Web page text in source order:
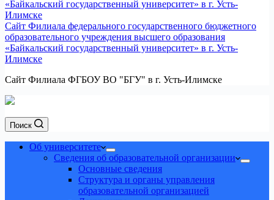
Сайт Филиала федерального государственного бюджетного
образовательного учреждения высшего образования
«Байкальский государственный университет» в г. Усть-
Илимске
Сайт Филиала ФГБОУ ВО "БГУ" в г. Усть-Илимске
Поиск
Об университете
Сведения об образовательной организации
Основные сведения
Структура и органы управления
образовательной организацией